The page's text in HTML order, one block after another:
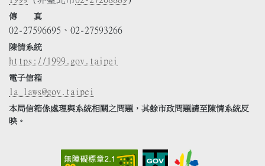
傳 真
02-27596695、02-27593266
陳情系統
https://1999.gov.taipei
電子信箱
la_laws@gov.taipei
本局信箱係處理與系統相關之問題，其餘市政問題請至陳情系統反
映。